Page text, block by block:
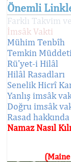
Önemli
Farklı Takvim
İmsâk Vakti
Mühim Tenbîh
Temkin Müddeti
Rü'yet-i Hilâl
Hilâl Rasadları
Senelik Hicrî
Yanlış imsâk
Doğru imsâk
Rasad
Namaz Nasıl